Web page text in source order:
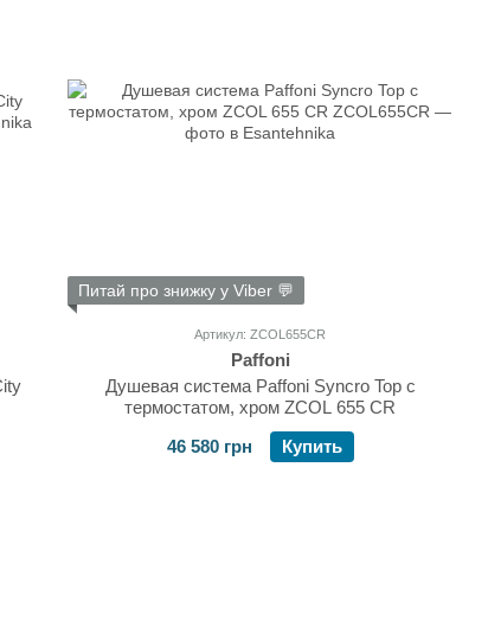
Питай про знижку у Viber 💬
Артикул: ZCOL655CR
Paffoni
Душевая система Paffoni Syncro Top с
термостатом, хром ZCOL 655 CR
46 580 грн
Купить